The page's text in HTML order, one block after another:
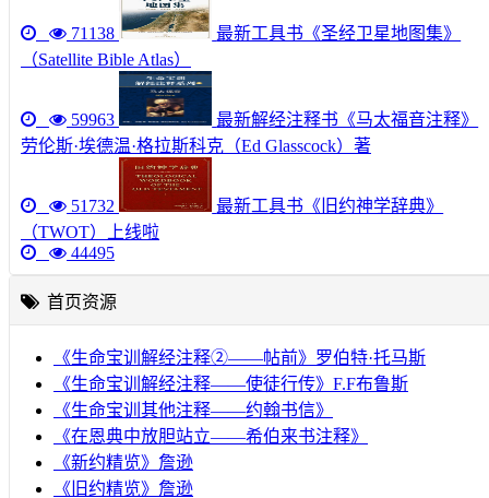
71138
最新工具书《圣经卫星地图集》
（Satellite Bible Atlas）
59963
最新解经注释书《马太福音注释》
劳伦斯·埃德温·格拉斯科克（Ed Glasscock）著
51732
最新工具书《旧约神学辞典》
（TWOT）上线啦
44495
首页资源
《生命宝训解经注释②——帖前》罗伯特·托马斯
《生命宝训解经注释——使徒行传》F.F布鲁斯
《生命宝训其他注释——约翰书信》
《在恩典中放胆站立——希伯来书注释》
《新约精览》詹逊
《旧约精览》詹逊